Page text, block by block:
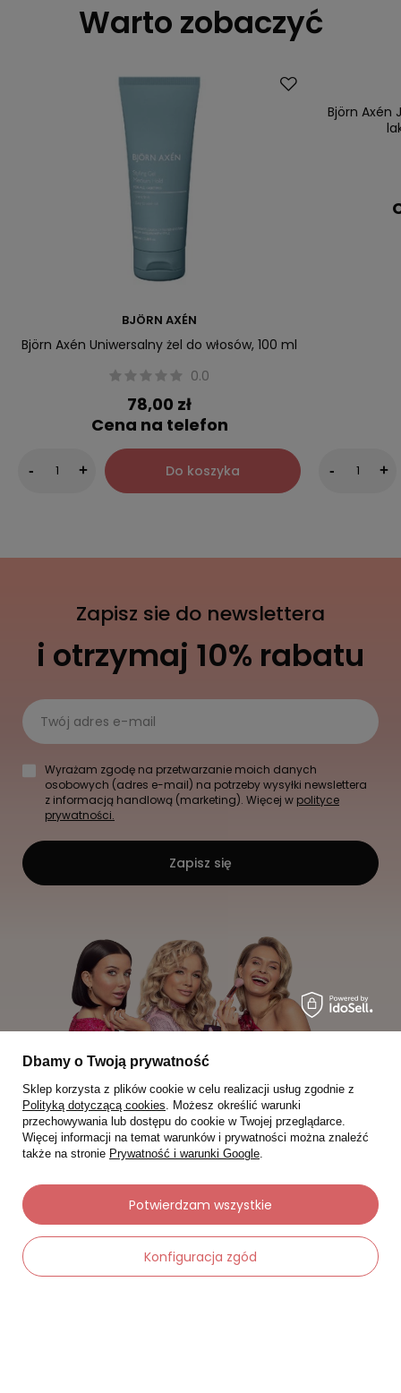
Warto zobaczyć
BJÖRN AXÉN
Björn Axén Uniwersalny żel do włosów, 100 ml
0.0
78,00 zł
Cena na telefon
- + Do koszyka
Björn Axén
- +
Zapisz sie do newslettera
i otrzymaj 10% rabatu
Twój adres e-mail
Wyrażam zgodę na przetwarzanie moich danych
osobowych (adres e-mail) na potrzeby wysyłki newslettera
z informacją handlową (marketing). Więcej w polityce
prywatności.
Zapisz się
Moje zamówienia
Status zamówienia
Śledzenie przesyłki
Dbamy o Twoją prywatność
Sklep korzysta z plików cookie w celu realizacji usług zgodnie z
Polityką dotyczącą cookies. Możesz określić warunki
przechowywania lub dostępu do cookie w Twojej przeglądarce.
Więcej informacji na temat warunków i prywatności można znaleźć
także na stronie Prywatność i warunki Google.
Konfiguracja zgód
Potwierdzam wszystkie